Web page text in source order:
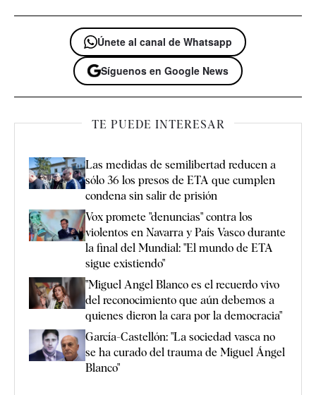
Únete al canal de Whatsapp
Síguenos en Google News
TE PUEDE INTERESAR
Las medidas de semilibertad reducen a
sólo 36 los presos de ETA que cumplen
condena sin salir de prisión
Vox promete "denuncias" contra los
violentos en Navarra y País Vasco durante
la final del Mundial: "El mundo de ETA
sigue existiendo"
"Miguel Angel Blanco es el recuerdo vivo
del reconocimiento que aún debemos a
quienes dieron la cara por la democracia"
García-Castellón: "La sociedad vasca no
se ha curado del trauma de Miguel Ángel
Blanco"